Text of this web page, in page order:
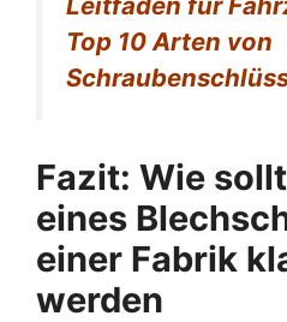
Top 10 Arten von
Fazit: Wie
eines
einer Fabrik
werden